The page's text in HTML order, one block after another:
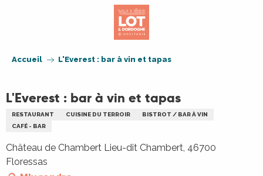
Accueil L'Everest : bar à vin et tapas
L'Everest : bar à vin et tapas
RESTAURANT CUISINE DU TERROIR
BISTROT / BAR À VIN
CAFÉ - BAR
Château de Chambert Lieu-dit Chambert, 46700
Floressas